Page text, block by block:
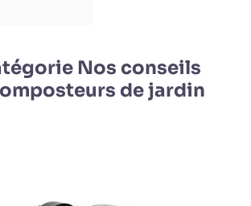
Nos conseils
de jardin